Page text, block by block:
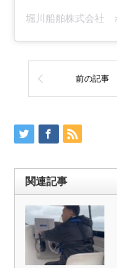
前の記事
関連記事